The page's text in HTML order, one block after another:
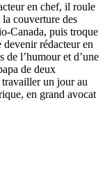
en chef, il roule
couverture des
Canada, puis troque
devenir rédacteur en
de l’humour et d’une
de deux
travailler un jour au
en grand avocat